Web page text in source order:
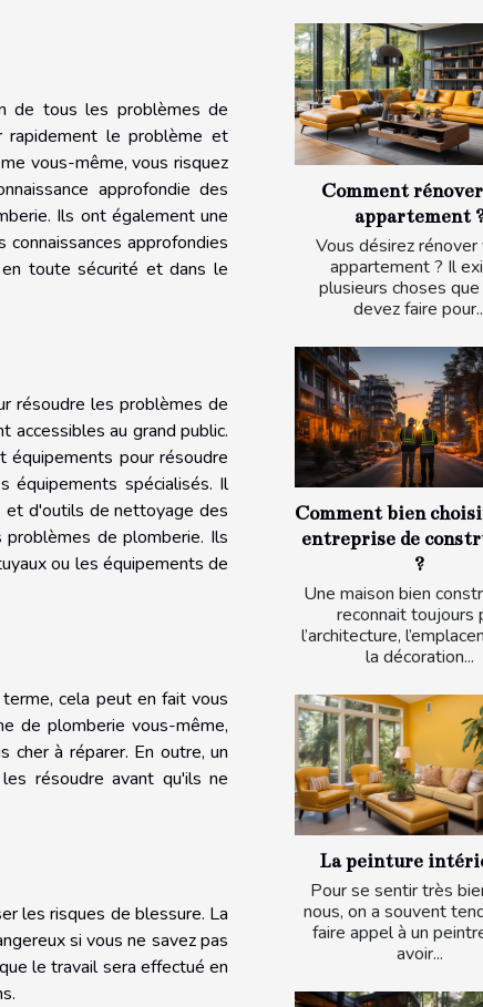
de tous les problèmes de
rapidement le problème et
vous-même, vous risquez
approfondie des
Ils ont également une
approfondies
toute sécurité et dans le
résoudre les problèmes de
au grand public.
pour résoudre
équipements spécialisés. Il
et d'outils de nettoyage des
de plomberie. Ils
ou les équipements de
cela peut en fait vous
de plomberie vous-même,
cher à réparer. En outre, un
résoudre avant qu'ils ne
les risques de blessure. La
si vous ne savez pas
le travail sera effectué en
Comment
appartement
Vous désirez
appartement ? Il
plusieurs choses
devez faire
Comment bien
entreprise de
?
Une maison bien
reconnait toujours
l’architecture,
la décoration...
La peinture
Pour se sentir très
nous, on a souvent
faire appel à un
avoir...